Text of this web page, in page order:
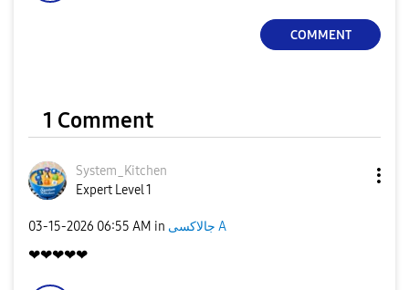
COMMENT
1 Comment
System_Kitchen
Expert Level 1
‎03-15-2026 06:55 AM in جالاكسى A
❤❤❤❤❤